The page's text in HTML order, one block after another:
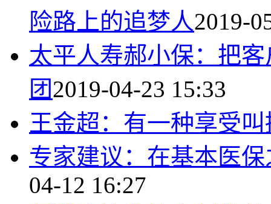
险路上的追梦人2019-
太平人寿郝小保：把
团2019-04-23 15:33
王金超：有一种享受
专家建议：在基本医
04-12 16:27